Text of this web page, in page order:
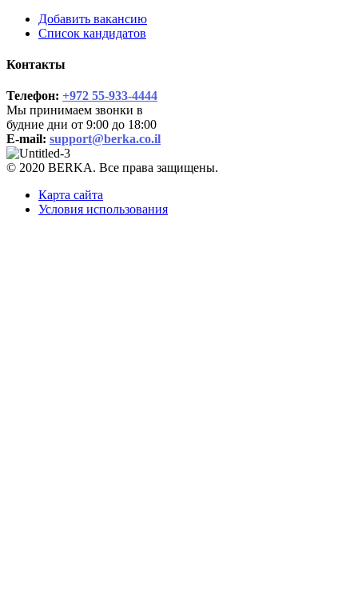
Добавить вакансию
Список кандидатов
Контакты
Телефон: +972 55-933-4444
Мы принимаем звонки в
будние дни от 9:00 до 18:00
E-mail: support@berka.co.il
© 2020 BERKA. Все права защищены.
Карта сайта
Условия использования